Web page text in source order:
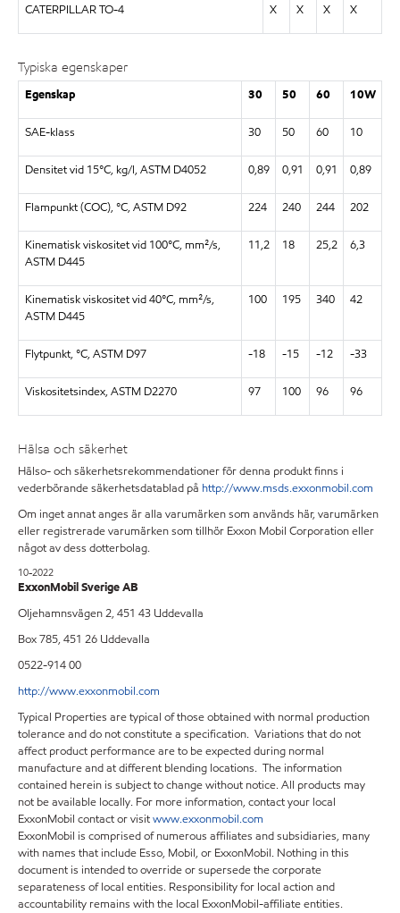
CATERPILLAR TO-4 X X X X
Typiska egenskaper
Egenskap 30 50 60 10W
SAE-klass 30 50 60 10
Densitet vid 15°C, kg/l, ASTM D4052 0,89 0,91 0,91 0,89
Flampunkt (COC), °C, ASTM D92 224 240 244 202
Kinematisk viskositet vid 100°C, mm²/s,
ASTM D445
11,2 18 25,2 6,3
Kinematisk viskositet vid 40°C, mm²/s,
ASTM D445
100 195 340 42
Flytpunkt, °C, ASTM D97 -18 -15 -12 -33
Viskositetsindex, ASTM D2270 97 100 96 96
Hälsa och säkerhet
Hälso- och säkerhetsrekommendationer för denna produkt finns i
vederbörande säkerhetsdatablad på http://www.msds.exxonmobil.com
Om inget annat anges är alla varumärken som används här, varumärken
eller registrerade varumärken som tillhör Exxon Mobil Corporation eller
något av dess dotterbolag.
10-2022
ExxonMobil Sverige AB
Oljehamnsvägen 2, 451 43 Uddevalla
Box 785, 451 26 Uddevalla
0522-914 00
http://www.exxonmobil.com
Typical Properties are typical of those obtained with normal production
tolerance and do not constitute a specification. Variations that do not
affect product performance are to be expected during normal
manufacture and at different blending locations. The information
contained herein is subject to change without notice. All products may
not be available locally. For more information, contact your local
ExxonMobil contact or visitwww.exxonmobil.com
ExxonMobil is comprised of numerous affiliates and subsidiaries, many
with names that include Esso, Mobil, or ExxonMobil. Nothing in this
document is intended to override or supersede the corporate
separateness of local entities. Responsibility for local action and
accountability remains with the local ExxonMobil-affiliate entities.